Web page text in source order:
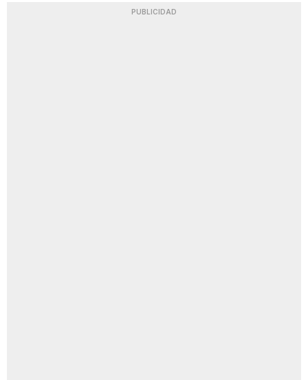
PUBLICIDAD